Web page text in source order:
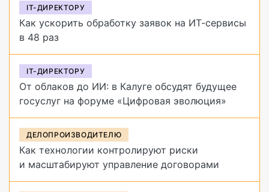
IT-ДИРЕКТОРУ
Как ускорить обработку заявок на ИТ-сервисы
в 48 раз
IT-ДИРЕКТОРУ
От облаков до ИИ: в Калуге обсудят будущее
госуслуг на форуме «Цифровая эволюция»
ДЕЛОПРОИЗВОДИТЕЛЮ
Как технологии контролируют риски
и масштабируют управление договорами